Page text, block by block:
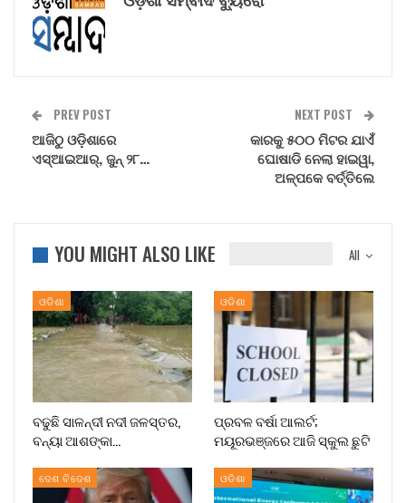
PREV POST
ଆଜିଠୁ ଓଡ଼ିଶାରେ
ଏସ୍‌ଆଇଆର୍‌, ଜୁନ୍ ୨୮…
NEXT POST
କାରକୁ ୫୦୦ ମିଟର ଯାଏଁ
ଘୋଷାଡି ନେଲା ହାଇୱା,
ଅଳ୍ପକେ ବର୍ତ୍ତିଲେ
All
YOU MIGHT ALSO LIKE
ଓଡିଶା
ବଢୁଛି ସାଳନ୍ଦୀ ନଦୀ ଜଳସ୍ତର,
ବନ୍ୟା ଆଶଙ୍କା…
ଓଡିଶା
ପ୍ରବଳ ବର୍ଷା ଆଲର୍ଟ;
ମୟୂରଭଞ୍ଜରେ ଆଜି ସ୍କୁଲ ଛୁଟି
ଦେଶ ବିଦେଶ ଓଡିଶା